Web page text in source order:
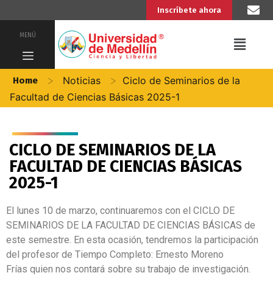
Inscríbete ahora
MENÚ
Home > Noticias >
Ciclo de Seminarios de la
Facultad de Ciencias Básicas 2025-1
CICLO DE SEMINARIOS DE LA
FACULTAD DE CIENCIAS BÁSICAS
2025-1
El lunes 10 de marzo, continuaremos con el CICLO DE
SEMINARIOS DE LA FACULTAD DE CIENCIAS BÁSICAS de
este semestre. En esta ocasión, tendremos la participación
del profesor de Tiempo Completo: Ernesto Moreno
Frías quien nos contará sobre su trabajo de investigación.